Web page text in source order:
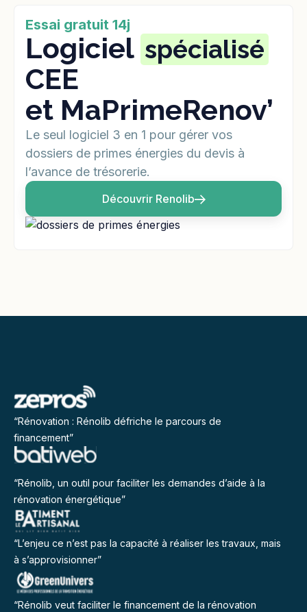
Essai gratuit 14j
Logiciel spécialisé
CEE
et MaPrimeRenov’
Le seul logiciel 3 en 1 pour gérer vos
dossiers de primes énergies du devis à
l’avance de trésorerie.
Découvrir Renolib
“Rénovation : Rénolib défriche le parcours de
financement”
“Rénolib, un outil pour faciliter les demandes d’aide à la
rénovation énergétique”
“L’enjeu ce n’est pas la capacité à réaliser les travaux, mais
à s’approvisionner”
“Rénolib veut faciliter le financement de la rénovation